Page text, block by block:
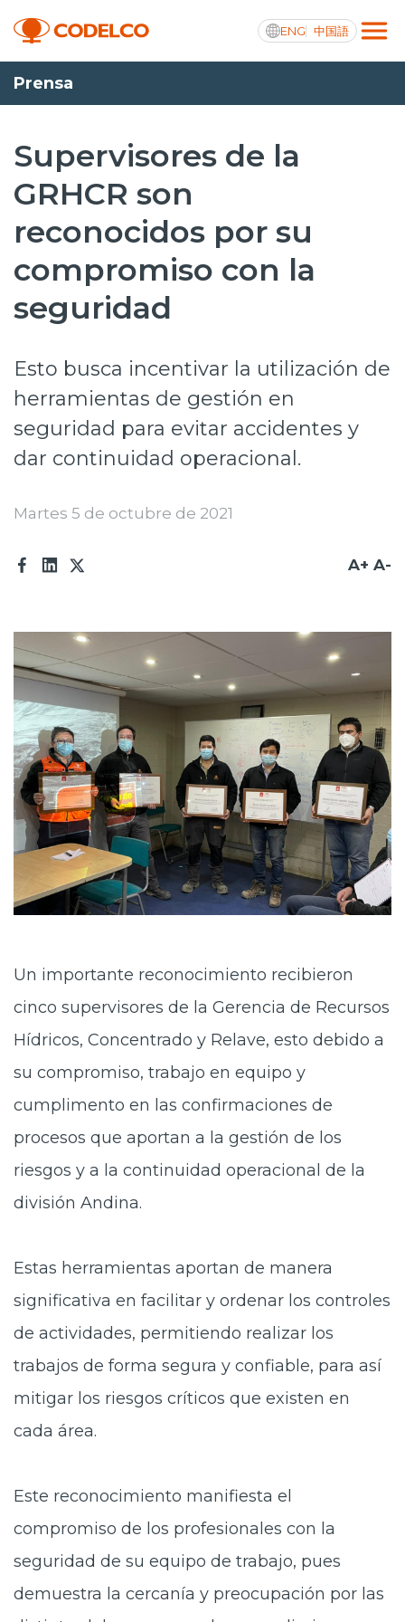
ENG 中国語
Transparencia activa
Nosotros
Operaciones
Proyectos
Sustentabilidad
Inversionistas
Prensa
Trabaja en Codelco
Transparencia activa
Prensa
Supervisores de la
GRHCR son
reconocidos por su
compromiso con la
seguridad
Esto busca incentivar la utilización de
herramientas de gestión en
seguridad para evitar accidentes y
dar continuidad operacional.
Martes 5 de octubre de 2021
A+ A-
Un importante reconocimiento recibieron
cinco supervisores de la Gerencia de Recursos
Hídricos, Concentrado y Relave, esto debido a
su compromiso, trabajo en equipo y
cumplimento en las confirmaciones de
procesos que aportan a la gestión de los
riesgos y a la continuidad operacional de la
división Andina.
Estas herramientas aportan de manera
significativa en facilitar y ordenar los controles
de actividades, permitiendo realizar los
trabajos de forma segura y confiable, para así
mitigar los riesgos críticos que existen en
cada área.
Este reconocimiento manifiesta el
compromiso de los profesionales con la
seguridad de su equipo de trabajo, pues
demuestra la cercanía y preocupación por las